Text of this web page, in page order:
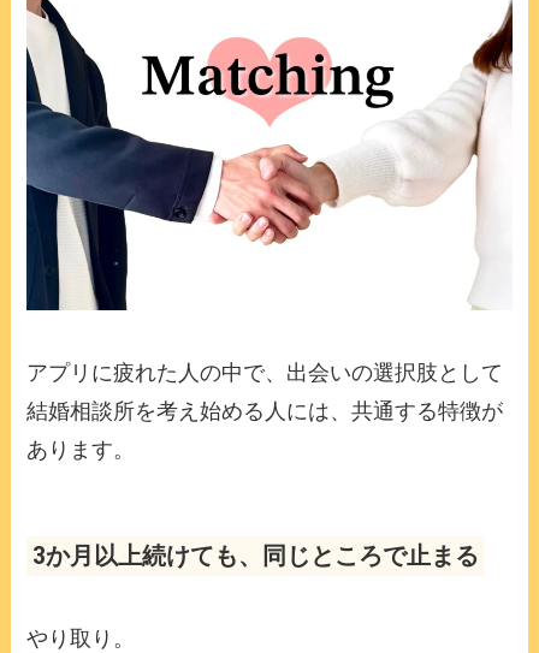
アプリに疲れた人の中で、出会いの選択肢として
結婚相談所を考え始める人には、共通する特徴が
あります。
3か月以上続けても、同じところで止まる
やり取り。